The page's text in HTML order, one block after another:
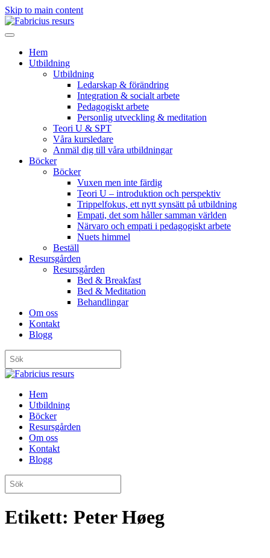
Skip to main content
Hem
Utbildning
Utbildning
Ledarskap & förändring
Integration & socialt arbete
Pedagogiskt arbete
Personlig utveckling & meditation
Teori U & SPT
Våra kursledare
Anmäl dig till våra utbildningar
Böcker
Böcker
Vuxen men inte färdig
Teori U – introduktion och perspektiv
Trippelfokus, ett nytt synsätt på utbildning
Empati, det som håller samman världen
Närvaro och empati i pedagogiskt arbete
Nuets himmel
Beställ
Resursgården
Resursgården
Bed & Breakfast
Bed & Meditation
Behandlingar
Om oss
Kontakt
Blogg
Hem
Utbildning
Böcker
Resursgården
Om oss
Kontakt
Blogg
Etikett: Peter Høeg